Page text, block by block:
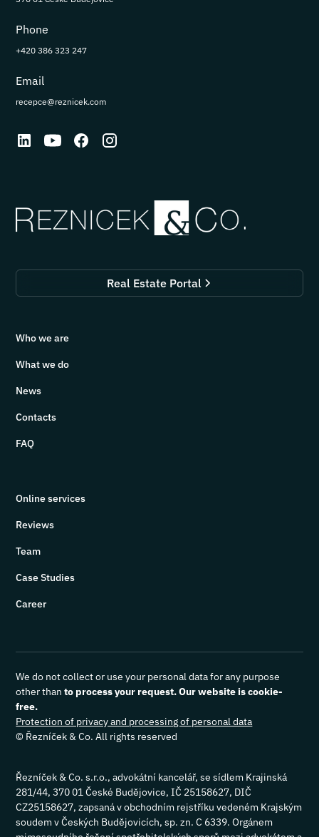
Phone
+420 386 323 247
Email
recepce@reznicek.com
Real Estate Portal
Who we are
What we do
News
Contacts
FAQ
Online services
Reviews
Team
Case Studies
Career
© Řezníček & Co. All rights reserved
Protection of privacy and processing of personal data
We do not collect or use your personal data for any purpose
other thanto process your request. Our website is cookie-
free.
Řezníček & Co. s.r.o., advokátní kancelář, se sídlem Krajinská
281/44, 370 01 České Budějovice, IČ 25158627, DIČ
CZ25158627, zapsaná v obchodním rejstříku vedeném Krajským
soudem v Českých Budějovicích, sp. zn. C 6339. Orgánem